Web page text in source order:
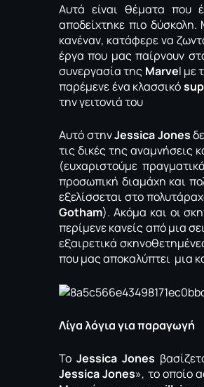
Αυτά είναι θέματα που
αποδείχτηκε πιο
κανέναν, κατάφερε να
έργα που μας παίρνουν
συνεργασία της Marvel με
παρέμενε ένα κλασσικό
την γειτονιά του
Αυτό στηνJessica Jones
τις δικές της αναμνήσεις
(ευχαριστούμε
προσωπική διαμάχη και
εξελίσσεται στο
Gotham). Ακόμα και οι
περίμενε κανείς από μια
εξαιρετικά
που μας αποκαλύπτει μια
Λίγα λόγια για παραγωγή
Το Jessica Jones
Jessica Jones», το οποίο